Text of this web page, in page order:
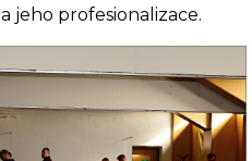
jeho profesionalizace.